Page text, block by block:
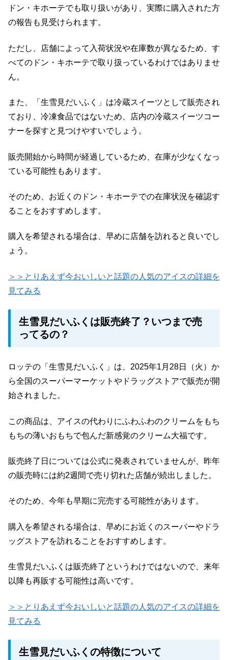
ドン・キホーテでも取り扱いがあり、実際に購入された方
の報告も見受けられます。
ただし、店舗によって入荷状況や在庫数が異なるため、す
べてのドン・キホーテで取り扱っているわけではありませ
ん。
また、「生雪見だいふく」は冷蔵スイーツとして販売され
ており、冷凍食品ではないため、店内の冷蔵スイーツコー
ナーを探すと見つけやすいでしょう。
販売開始から時間が経過しているため、在庫が少なくなっ
ている可能性もあります。
そのため、お近くのドン・キホーテでの在庫状況を確認す
ることをおすすめします。
購入を希望される場合は、早めに店舗を訪れると良いでし
ょう。
＞＞とりあえず今おいしいと話題の人気のアイスの詳細を
見てみる
生雪見だいふくは販売終了？いつまで売
ってるの？
ロッテの「生雪見だいふく」は、2025年1月28日（火）か
ら全国のスーパーマーケットやドラッグストアで販売が開
始されました。
この商品は、アイスの代わりにふわふわのクリームをもち
もちの薄いおもちで包んだ新感覚のクリーム大福です。
販売終了日については公式に発表されていませんが、昨年
の販売時には約2週間で売り切れた店舗が続出しました。
そのため、今年も早期に完売する可能性があります。
購入を希望される場合は、早めにお近くのスーパーやドラ
ッグストアを訪れることをおすすめします。
生雪見だいふくは販売終了というわけではないので、来年
以降も再販する可能性は高いです。
＞＞とりあえず今おいしいと話題の人気のアイスの詳細を
見てみる
生雪見だいふくの特徴について